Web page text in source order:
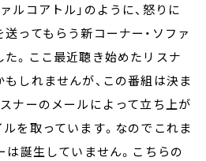
ルコアトル」のように、怒りに
ってもらう新コーナー・ソファ
。ここ最近聴き始めたリスナ
しれませんが、この番組は決ま
ナーのメールによって立ち上が
を取っています。なのでこれま
誕生していません。こちらの